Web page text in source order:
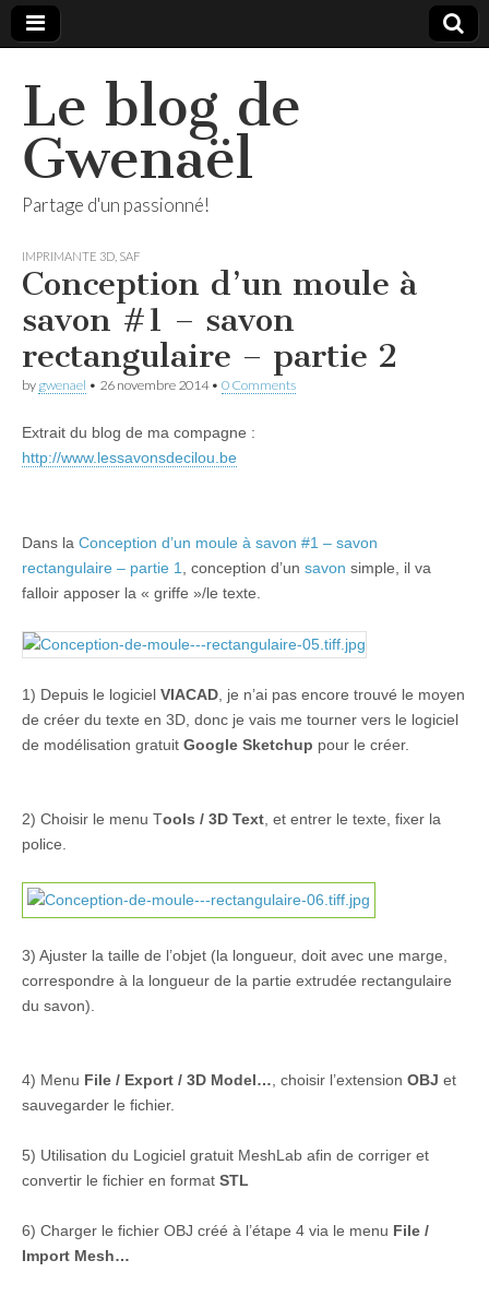
Le blog de
Gwenaël
Partage d'un passionné!
IMPRIMANTE 3D SAF
Conception d’un moule à
savon #1 – savon
rectangulaire – partie 2
by gwenael • 26 novembre 2014• 0 Comments
Extrait du blog de ma compagne :
http://www.lessavonsdecilou.be
Dans la Conception d’un moule à savon #1 – savon
rectangulaire – partie 1
, conception d’un savon simple, il va
falloir apposer la « griffe »/le texte.
1) Depuis le logiciel VIACAD , je n’ai pas encore trouvé le moyen
de créer du texte en 3D, donc je vais me tourner vers le logiciel
de modélisation gratuit Google Sketchup pour le créer.
2) Choisir le menu Tools / 3D Text , et entrer le texte, fixer la
police.
3) Ajuster la taille de l’objet (la longueur, doit avec une marge,
correspondre à la longueur de la partie extrudée rectangulaire
du savon).
4) Menu File / Export / 3D Model… , choisir l’extension OBJ et
sauvegarder le fichier.
5) Utilisation du Logiciel gratuit MeshLab afin de corriger et
convertir le fichier en format STL
6) Charger le fichier OBJ créé à l’étape 4 via le menu File /
Import Mesh…